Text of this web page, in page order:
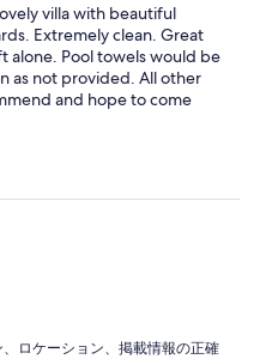
villa with beautiful
Extremely clean. Great
alone. Pool towels would be
as not provided. All other
and hope to come
ロケーション、掲載情報の正確